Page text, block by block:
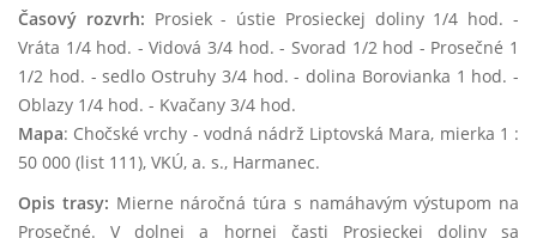
Časový rozvrh: Prosiek - ústie Prosieckej doliny 1/4 hod. -
Vráta 1/4 hod. - Vidová 3/4 hod. - Svorad 1/2 hod - Prosečné 1
1/2 hod. - sedlo Ostruhy 3/4 hod. - dolina Borovianka 1 hod. -
Oblazy 1/4 hod. - Kvačany 3/4 hod.
Mapa: Chočské vrchy - vodná nádrž Liptovská Mara, mierka 1 :
50 000 (list 111), VKÚ, a. s., Harmanec.
Opis trasy: Mierne náročná túra s namáhavým výstupom na
Prosečné. V dolnej a hornej časti Prosieckej doliny sa